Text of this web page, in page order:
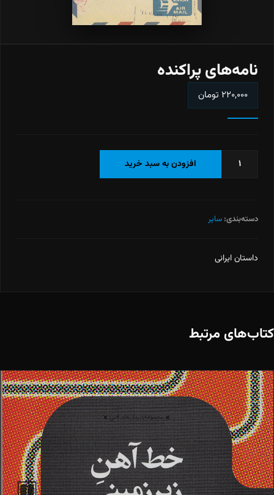
نامه‌های پراکنده
۲۲۰,۰۰۰ تومان
نامه‌های
افزودن به سبد خرید
دسته‌بندی: سایر
داستان ایرانی
کتاب‌های مرتبط